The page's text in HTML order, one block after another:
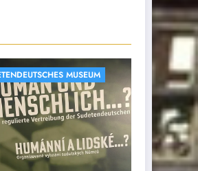
DER VERWALTUNG